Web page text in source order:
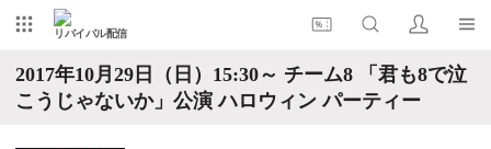
リバイバル配信
2017年10月29日（日）15:30～ チーム8 「君も8で泣
こうじゃないか」公演 ハロウィン パーティー